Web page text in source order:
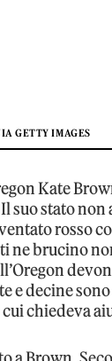
GETTY IMAGES
Kate
suo stato
rosso
ne brucino
e decine
chiedeva